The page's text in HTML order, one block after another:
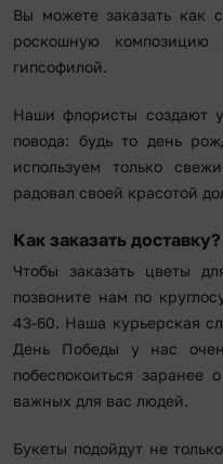
Вы можете заказать как
роскошную
гипсофилой.
Наши флористы создают
повода: будь то день
используем только
радовал своей красотой
Как заказать доставку?
Чтобы заказать цветы
позвоните нам по
43-60. Наша курьерская
День Победы у нас
побеспокоиться заранее
важных для вас людей.
Букеты подойдут не